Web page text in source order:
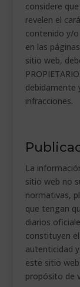
considere
revelen el
contenido y/o
en las
sitio web,
debidamente
infracciones.
La
sitio web no
normativas,
que tengan
diarios
constituyen
autenticidad
este sitio
propósito de